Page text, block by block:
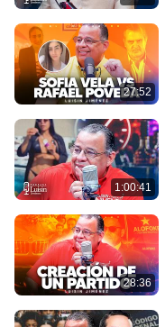
27:52
1:00:41
28:36